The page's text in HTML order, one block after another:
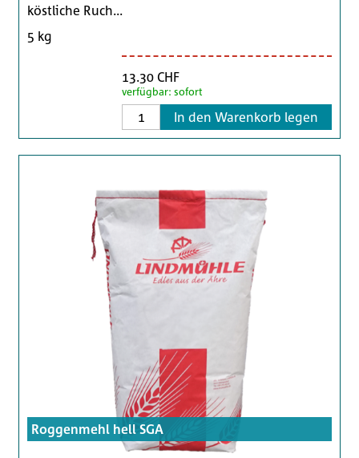
köstliche Ruch...
5 kg
13.30 CHF
verfügbar: sofort
In den Warenkorb legen
Roggenmehl hell SGA